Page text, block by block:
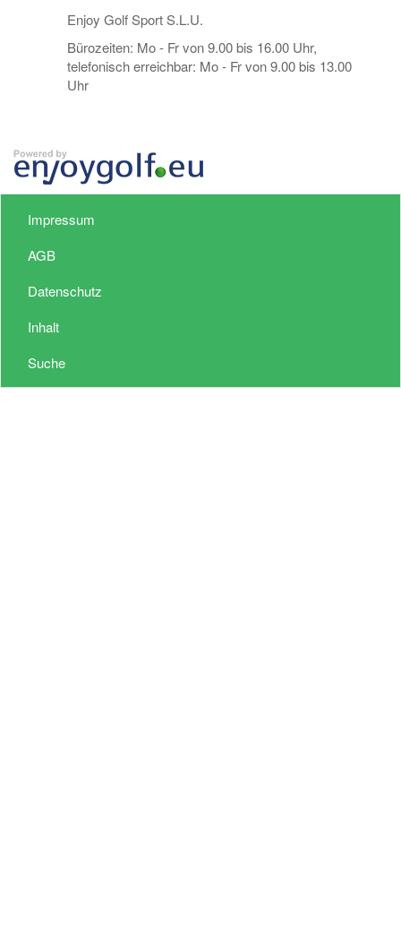
Enjoy Golf Sport S.L.U.
Bürozeiten: Mo - Fr von 9.00 bis 16.00 Uhr,
telefonisch erreichbar: Mo - Fr von 9.00 bis 13.00
Uhr
Impressum
AGB
Datenschutz
Inhalt
Suche